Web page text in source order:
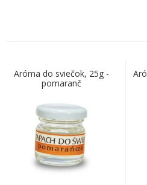
Aróma do sviečok, 25g -
pomaranč